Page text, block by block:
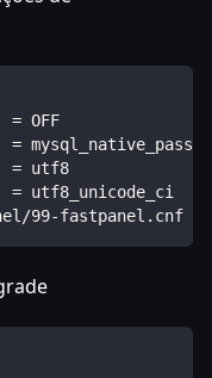
OFF
= utf8
99-fastpanel.cnf